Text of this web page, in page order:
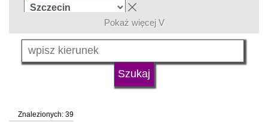
grupa kierunków
typ uczelni
Pokaż więcej V
Znalezionych: 39